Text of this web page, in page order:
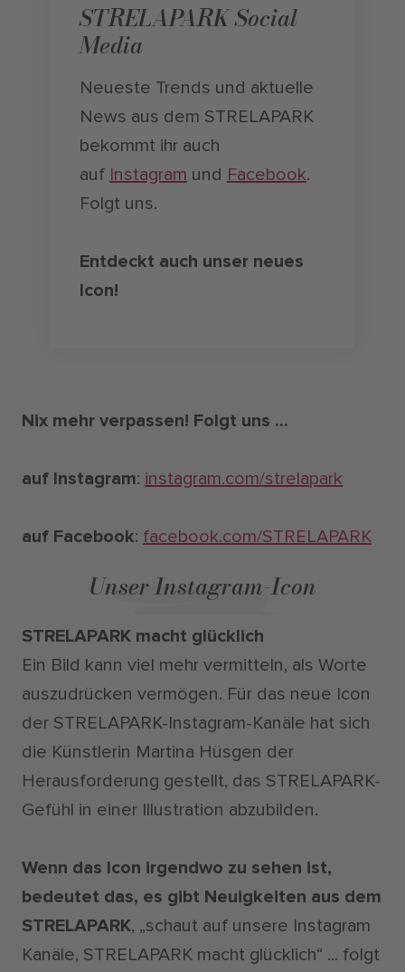
STRELAPARK Social
Media
Neueste Trends und aktuelle
News aus dem STRELAPARK
bekommt ihr auch
auf Instagram und Facebook.
Folgt uns.
Entdeckt auch unser neues
Icon!
Nix mehr verpassen! Folgt uns ...
auf Instagram: instagram.com/strelapark
auf Facebook: facebook.com/STRELAPARK
Unser Instagram-Icon
STRELAPARK macht glücklich
Ein Bild kann viel mehr vermitteln, als Worte
auszudrücken vermögen. Für das neue Icon
der STRELAPARK-Instagram-Kanäle hat sich
die Künstlerin Martina Hüsgen der
Herausforderung gestellt, das STRELAPARK-
Gefühl in einer Illustration abzubilden.
Wenn das Icon irgendwo zu sehen ist,
bedeutet das, es gibt Neuigkeiten aus dem
STRELAPARK, „schaut auf unsere Instagram
Kanäle, STRELAPARK macht glücklich“ ... folgt